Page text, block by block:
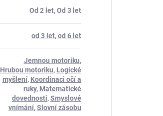
Od 2 let, Od 3 let
od 3 let,od 6 let
Jemnou motoriku,
Hrubou motoriku, Logické
myšlení, Koordinaci očí a
ruky, Matematické
dovednosti,Smyslové
vnímání,Slovní zásobu